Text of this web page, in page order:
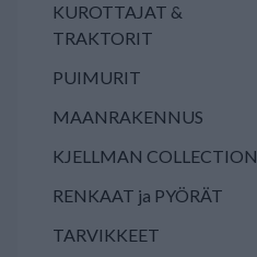
KUROTTAJAT &
TRAKTORIT
PUIMURIT
MAANRAKENNUS
KJELLMAN COLLECTION
RENKAAT ja PYÖRÄT
TARVIKKEET